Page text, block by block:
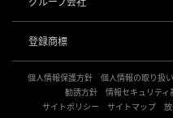
USEN My Menu Premium
PUDU T300（運搬）
PUDU CC1（清掃）
KLEENBOT C30（清掃）
PUDU MT1（清掃）
ヒトサラ
サロン向け予約システム
「USEN RESERVE
USEN MUSIC
OTORAKU -音・楽-
CM録音機能つきBGM
海外店舗BGM
通信
USEN AIR UNLIMITED
USEN AIR
USEN光
USEN PHONE
防犯カメラ
USEN Camera
USEN & U-NEXT GROUP
株式会社 U-NEXT HOLDINGS
登録商標
登録第７０２６８８０号
登録第６６５８３１３号
登録第６６１８６０３号
個人情報保護方針 個人情報の取り扱
勧誘方針
情報セキュリティ
サイトポリシー
サイトマップ